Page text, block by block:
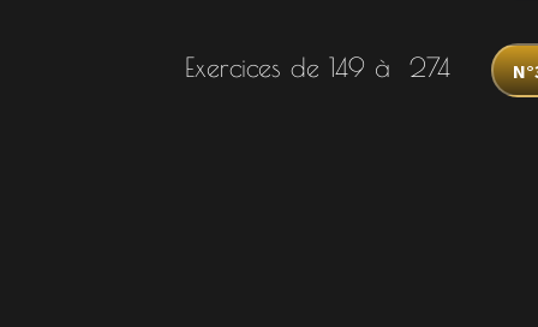
Exercices de 149 à 274